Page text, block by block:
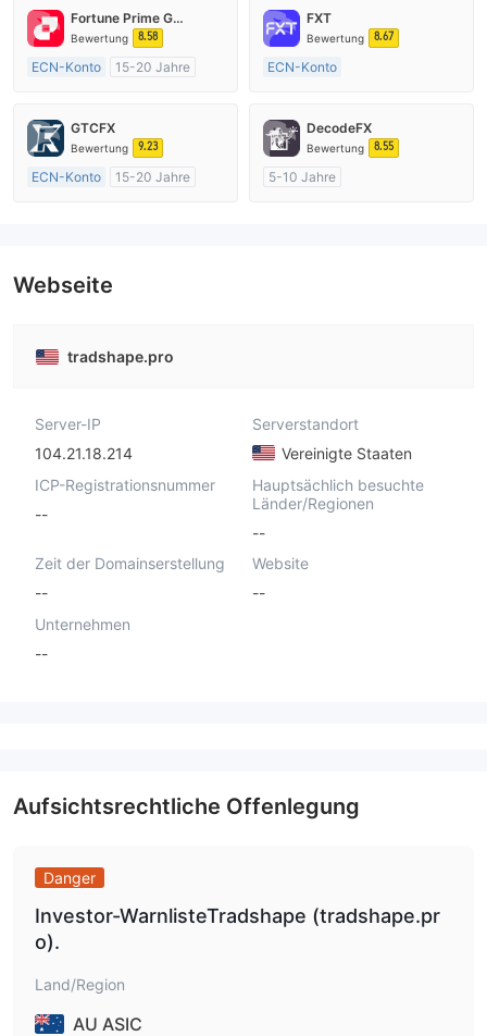
Fortune Prime Global
Bewertung 8.58
ECN-Konto
15-20 Jahre
Market Making (MM)
MT4-Volllizenz
FXT
Bewertung 8.67
ECN-Konto
AustralienRegulierung
Market Making (MM)
GTCFX
Bewertung 9.23
ECN-Konto
15-20 Jahre
DecodeFX
Bewertung 8.55
5-10 Jahre
Webseite
tradshape.pro
Server-IP
104.21.18.214
Serverstandort
Vereinigte Staaten
ICP-Registrationsnummer
--
Hauptsächlich besuchte
Länder/Regionen
--
Zeit der Domainserstellung
--
Website
--
Unternehmen
--
Aufsichtsrechtliche Offenlegung
Danger
Investor-WarnlisteTradshape (tradshape.pr
o).
Land/Region
AU ASIC